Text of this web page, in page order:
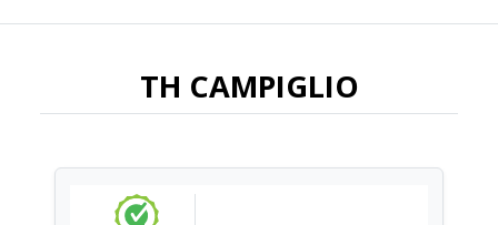
TH CAMPIGLIO